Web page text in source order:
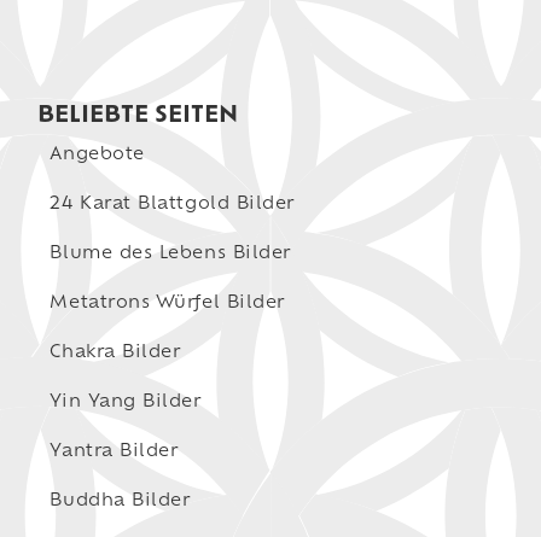
BELIEBTE SEITEN
Angebote
24 Karat Blattgold Bilder
Blume des Lebens Bilder
Metatrons Würfel Bilder
Chakra Bilder
Yin Yang Bilder
Yantra Bilder
Buddha Bilder